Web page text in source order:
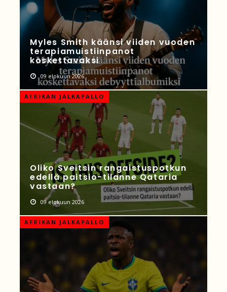
Myles Smith käänsi viiden vuoden
terapiamuistiinpanot
koskettavaksi
09 elokuun 2026
AFRIKAN JALKAPALLO
Oliko Sveitsin rangaistuspotkun
edellä paitsio-tilanne Qataria
vastaan?
09 elokuun 2026
AFRIKAN JALKAPALLO